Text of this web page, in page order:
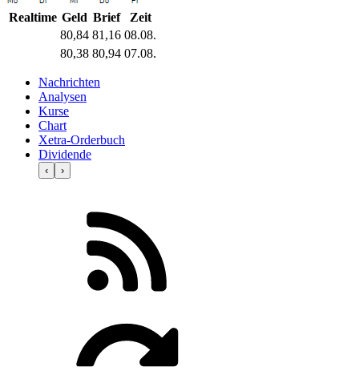
Realtime Geld Brief
Zeit
80,84 81,16 08.08.
80,38 80,94 07.08.
Nachrichten
Analysen
Kurse
Chart
Xetra-Orderbuch
Dividende
‹ ›